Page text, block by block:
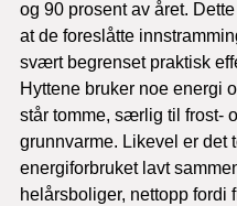
og 90 prosent av året.
at de foreslåtte
svært begrenset praktisk
Hyttene bruker noe energi
står tomme, særlig til frost-
grunnvarme. Likevel er det
energiforbruket lavt
helårsboliger, nettopp fordi